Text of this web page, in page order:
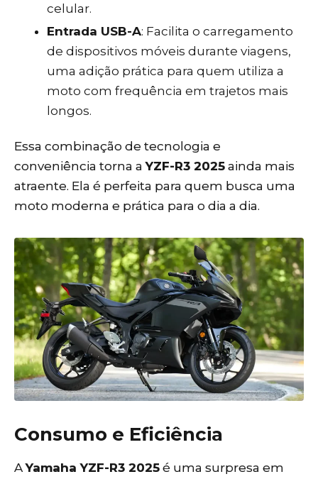
celular.
Entrada USB-A: Facilita o carregamento
de dispositivos móveis durante viagens,
uma adição prática para quem utiliza a
moto com frequência em trajetos mais
longos.
Essa combinação de tecnologia e
conveniência torna aYZF-R3 2025 ainda mais
atraente. Ela é perfeita para quem busca uma
moto moderna e prática para o dia a dia.
Consumo e Eficiência
AYamaha YZF-R3 2025 é uma surpresa em